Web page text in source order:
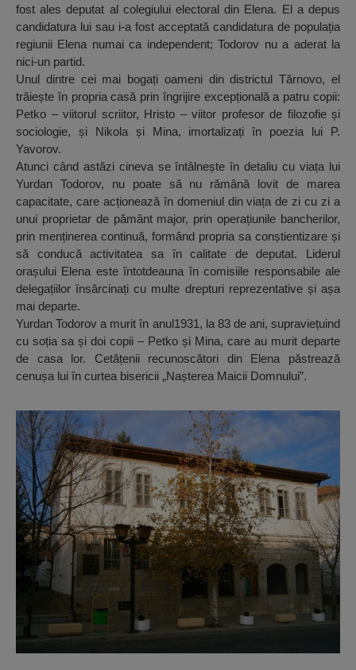
fost ales deputat al colegiului electoral din Elena. El a depus
candidatura lui sau i-a fost acceptată candidatura de populația
regiunii Elena numai ca independent; Todorov nu a aderat la
nici-un partid.
Unul dintre cei mai bogați oameni din districtul Tărnovo, el
trăiește în propria casă prin îngrijire excepțională a patru copii:
Petko – viitorul scriitor, Hristo – viitor profesor de filozofie și
sociologie, și Nikola și Mina, imortalizați în poezia lui P.
Yavorov.
Atunci când astăzi cineva se întâlnește în detaliu cu viața lui
Yurdan Todorov, nu poate să nu rămână lovit de marea
capacitate, care acționează în domeniul din viața de zi cu zi a
unui proprietar de pământ major, prin operațiunile bancherilor,
prin menținerea continuă, formând propria sa conștientizare și
să conducă activitatea sa în calitate de deputat. Liderul
orașului Elena este întotdeauna în comisiile responsabile ale
delegațiilor însărcinați cu multe drepturi reprezentative și așa
mai departe.
Yurdan Todorov a murit în anul1931, la 83 de ani, supraviețuind
cu soția sa și doi copii – Petko și Mina, care au murit departe
de casa lor. Cetățenii recunoscători din Elena păstrează
cenușa lui în curtea bisericii „Nașterea Maicii Domnului”.